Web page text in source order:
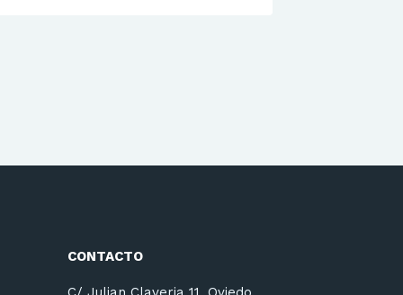
CONTACTO